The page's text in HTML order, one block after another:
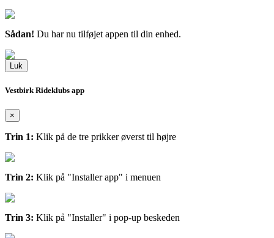
Sådan! Du har nu tilføjet appen til din enhed.
Luk
Vestbirk Rideklubs app
×
Trin 1: Klik på de tre prikker øverst til højre
Trin 2: Klik på "Installer app" i menuen
Trin 3: Klik på "Installer" i pop-up beskeden